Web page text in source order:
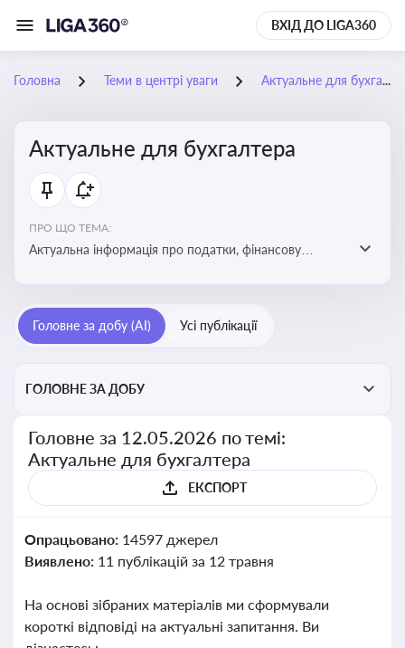
ВХІД ДО LIGA360
Головна Теми в центрі уваги Актуальне для бухгалтера
Актуальне для бухгалтера
ПРО ЩО ТЕМА:
Актуальна інформація про податки, фінансову
підприємств
Головне за добу (AI) Усі публікації
ГОЛОВНЕ ЗА ДОБУ
Головне за 12.05.2026 по темі:
Актуальне для бухгалтера
ЕКСПОРТ
Опрацьовано: 14597 джерел
Виявлено: 11 публікацій за 12 травня
На основі зібраних матеріалів ми сформували
короткі відповіді на актуальні запитання. Ви